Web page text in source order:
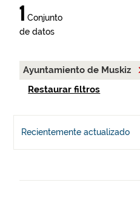
1 Conjunto
de datos
Ayuntamiento de Muskiz
Restaurar filtros
Recientemente actualizado